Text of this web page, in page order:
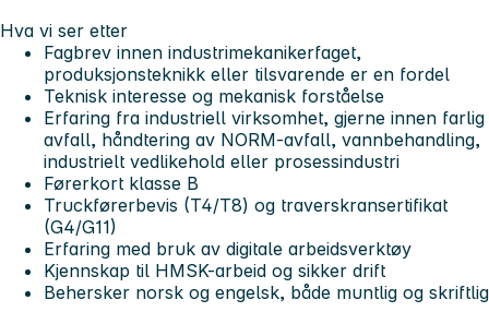
Hva vi ser etter
Fagbrev innen industrimekanikerfaget,
produksjonsteknikk eller tilsvarende er en fordel
Teknisk interesse og mekanisk forståelse
Erfaring fra industriell virksomhet, gjerne innen farlig
avfall, håndtering av NORM-avfall, vannbehandling,
industrielt vedlikehold eller prosessindustri
Førerkort klasse B
Truckførerbevis (T4/T8) og traverskransertifikat
(G4/G11)
Erfaring med bruk av digitale arbeidsverktøy
Kjennskap til HMSK-arbeid og sikker drift
Behersker norsk og engelsk, både muntlig og skriftlig